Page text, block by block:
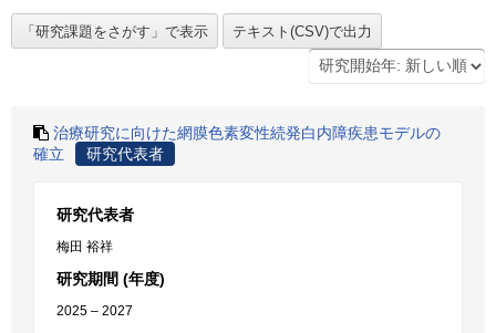
治療研究に向けた網膜色素変性続発白内障疾患モデルの
確立
研究代表者
研究代表者
梅田 裕祥
研究期間 (年度)
2025 – 2027